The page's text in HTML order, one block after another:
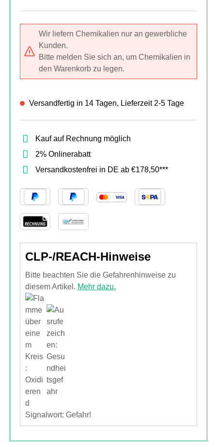
Wir liefern Chemikalien nur an gewerbliche
Kunden.
Bitte melden Sie sich an, um Chemikalien in
den Warenkorb zu legen.
Versandfertig in 14 Tagen, Lieferzeit 2-5 Tage
Kauf auf Rechnung möglich
2% Onlinerabatt
Versandkostenfrei in DE ab €178,50***
CLP-/REACH-Hinweise
Bitte beachten Sie die Gefahrenhinweise zu
diesem Artikel. Mehr dazu.
Signalwort: Gefahr!